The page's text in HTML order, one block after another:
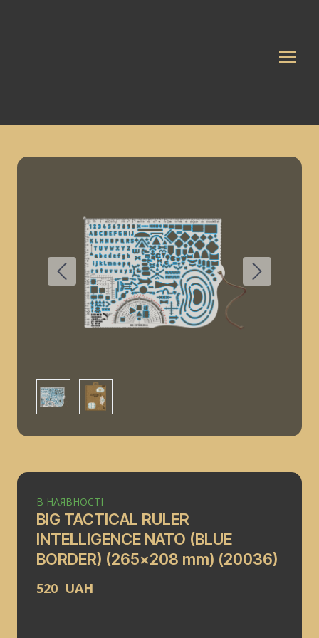
В НАЯВНОСТІ
BIG TACTICAL RULER
INTELLIGENCE NATO (BLUE
BORDER) (265x208 mm) (20036)
520  UAH